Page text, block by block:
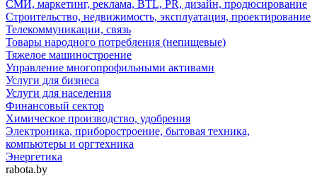
СМИ, маркетинг, реклама, BTL, PR, дизайн, продюсирование
Строительство, недвижимость, эксплуатация, проектирование
Телекоммуникации, связь
Товары народного потребления (непищевые)
Тяжелое машиностроение
Управление многопрофильными активами
Услуги для бизнеса
Услуги для населения
Финансовый сектор
Химическое производство, удобрения
Электроника, приборостроение, бытовая техника,
компьютеры и оргтехника
Энергетика
rabota.by